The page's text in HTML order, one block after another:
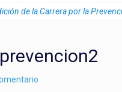
de la Carrera por la